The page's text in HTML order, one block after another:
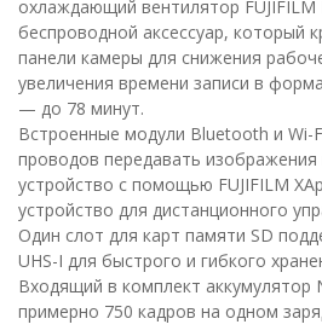
охлаждающий вентилятор FUJIFILM
беспроводной аксессуар, который
панели камеры для снижения
увеличения времени записи в
— до 78 минут.
Встроенные модули Bluetooth и Wi-
проводов передавать
устройство с помощью FUJIFILM
устройство для дистанционного
Один слот для карт памяти SD
UHS-I для быстрого и гибкого
Входящий в комплект аккумулятор
примерно 750 кадров на одном